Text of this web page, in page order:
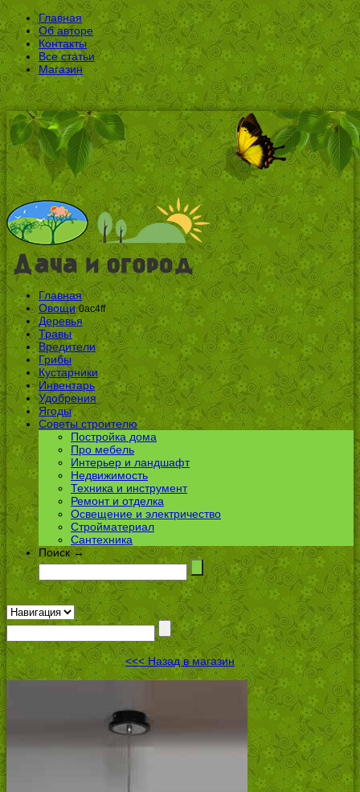
Главная
Об авторе
Контакты
Все статьи
Магазин
Главная
Овощи 0ac4ff
Деревья
Травы
Вредители
Грибы
Кустарники
Инвентарь
Удобрения
Ягоды
Советы строителю
Постройка дома
Про мебель
Интерьер и ландшафт
Недвижимость
Техника и инструмент
Ремонт и отделка
Освещение и электричество
Стройматериал
Сантехника
Поиск →
<<< Назад в магазин